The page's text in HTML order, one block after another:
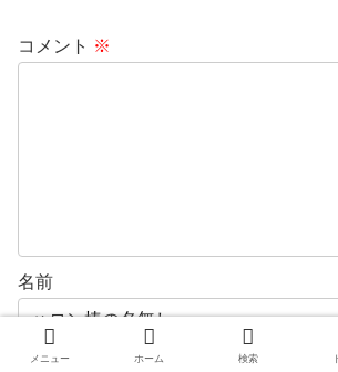
コメント ※
名前
メニュー ホーム 検索